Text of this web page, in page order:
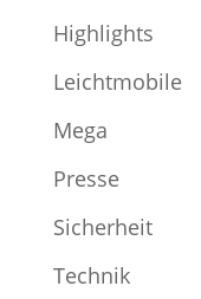
Highlights
Leichtmobile
Mega
Presse
Sicherheit
Technik